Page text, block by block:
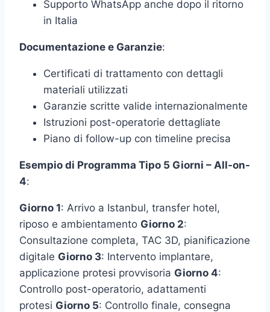
Supporto WhatsApp anche dopo il ritorno
in Italia
Documentazione e Garanzie:
Certificati di trattamento con dettagli
materiali utilizzati
Garanzie scritte valide internazionalmente
Istruzioni post-operatorie dettagliate
Piano di follow-up con timeline precisa
Esempio di Programma Tipo 5 Giorni – All-on-
4:
Giorno 1: Arrivo a Istanbul, transfer hotel,
riposo e ambientamento Giorno 2:
Consultazione completa, TAC 3D, pianificazione
digitale Giorno 3: Intervento implantare,
applicazione protesi provvisoria Giorno 4:
Controllo post-operatorio, adattamenti
protesi Giorno 5: Controllo finale, consegna